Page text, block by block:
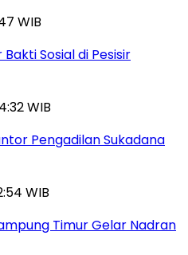
WIB
Sosial di Pesisir
WIB
Pengadilan Sukadana
WIB
Timur Gelar Nadran